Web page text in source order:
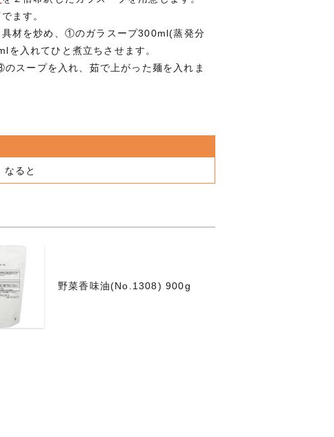
ます。
材を炒め、①のガラスープ300ml(蒸発分
を入れてひと煮立ちさせます。
スープを入れ、茹で上がった麺を入れま
ると
野菜香味油(No.1308) 900g